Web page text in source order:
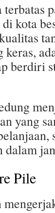
kota
berdiri
yang
dalam
Pile